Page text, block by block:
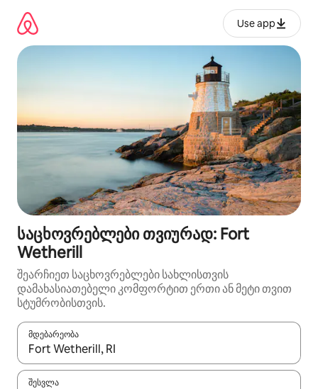
გადასვლა
Use app
საცხოვრებლები თვიურად: Fort
Wetherill
შეარჩიეთ საცხოვრებლები სახლისთვის
დამახასიათებელი კომფორტით ერთი ან მეტი თვით
სტუმრობისთვის.
მდებარეობა
როცა შედეგები ხელმისაწვდომი გახდება, ნავიგაციისთვის
შესვლა